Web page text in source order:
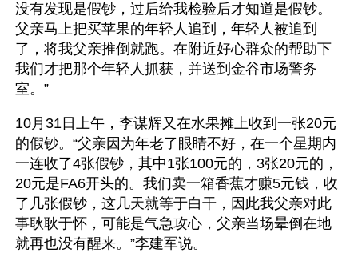
没有发现是假钞，过后给我检验后才知道是假钞。
父亲马上把买苹果的年轻人追到，年轻人被追到
了，将我父亲推倒就跑。在附近好心群众的帮助下
我们才把那个年轻人抓获，并送到金谷市场警务
室。”
10月31日上午，李谋辉又在水果摊上收到一张20元
的假钞。“父亲因为年老了眼睛不好，在一个星期内
一连收了4张假钞，其中1张100元的，3张20元的，
20元是FA6开头的。我们卖一箱香蕉才赚5元钱，收
了几张假钞，这几天就等于白干，因此我父亲对此
事耿耿于怀，可能是气急攻心，父亲当场晕倒在地
就再也没有醒来。”李建军说。